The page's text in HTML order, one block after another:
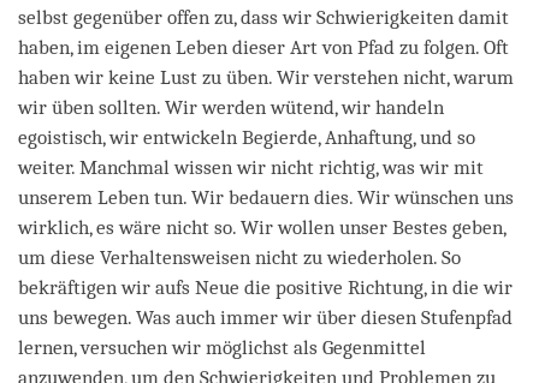
selbst gegenüber offen zu, dass wir Schwierigkeiten damit
haben, im eigenen Leben dieser Art von Pfad zu folgen. Oft
haben wir keine Lust zu üben. Wir verstehen nicht, warum
wir üben sollten. Wir werden wütend, wir handeln
egoistisch, wir entwickeln Begierde, Anhaftung, und so
weiter. Manchmal wissen wir nicht richtig, was wir mit
unserem Leben tun. Wir bedauern dies. Wir wünschen uns
wirklich, es wäre nicht so. Wir wollen unser Bestes geben,
um diese Verhaltensweisen nicht zu wiederholen. So
bekräftigen wir aufs Neue die positive Richtung, in die wir
uns bewegen. Was auch immer wir über diesen Stufenpfad
lernen, versuchen wir möglichst als Gegenmittel
anzuwenden, um den Schwierigkeiten und Problemen zu